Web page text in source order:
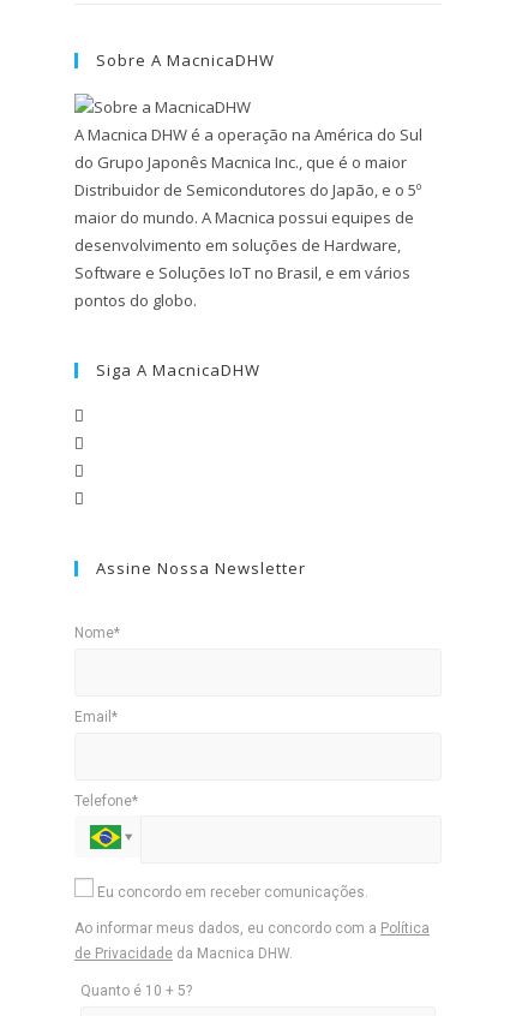
Sobre A MacnicaDHW
A Macnica DHW é a operação na América do Sul
do Grupo Japonês Macnica Inc., que é o maior
Distribuidor de Semicondutores do Japão, e o 5º
maior do mundo. A Macnica possui equipes de
desenvolvimento em soluções de Hardware,
Software e Soluções IoT no Brasil, e em vários
pontos do globo.
Siga A MacnicaDHW
Assine Nossa Newsletter
Nome*
Email*
Telefone*
Eu concordo em receber comunicações.
Ao informar meus dados, eu concordo com a Política
de Privacidade da Macnica DHW.
Quanto é 10 + 5?